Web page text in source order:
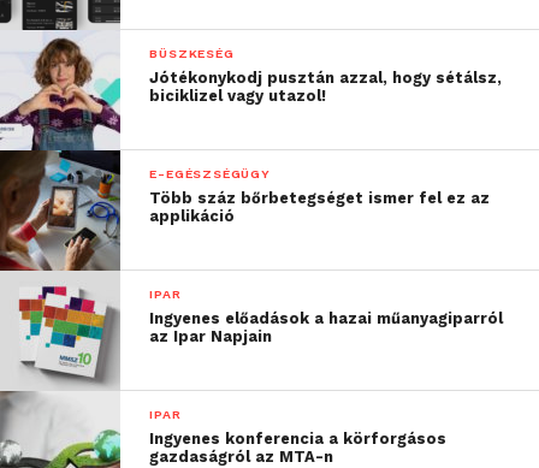
BÜSZKESÉG
Jótékonykodj pusztán azzal, hogy sétálsz,
biciklizel vagy utazol!
E-EGÉSZSÉGÜGY
Több száz bőrbetegséget ismer fel ez az
applikáció
IPAR
Ingyenes előadások a hazai műanyagiparról
az Ipar Napjain
IPAR
Ingyenes konferencia a körforgásos
gazdaságról az MTA-n